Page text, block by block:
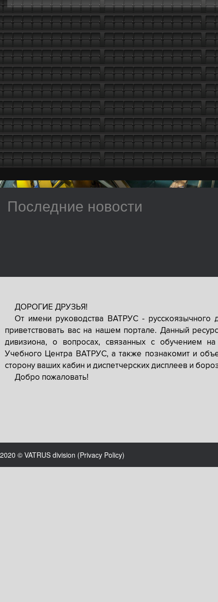
Последние новости
ДОРОГИЕ ДРУЗЬЯ!
От имени руководства ВАТРУС -
приветствовать вас на нашем портале. Данный
дивизиона, о вопросах, связанных с обучением
Учебного Центра ВАТРУС, а также познакомит и
сторону ваших кабин и диспетчерских дисплеев и
Добро пожаловать!
2020 © VATRUS division (Privacy Policy)